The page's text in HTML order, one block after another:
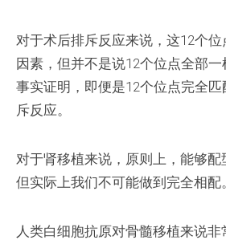
对于术后排斥反应来说，这12个
因素，但并不是说12个位点全部一
事实证明，即便是12个位点完全
斥反应。
对于肾移植来说，原则上，能够配
但实际上我们不可能做到完全相配。
人类白细胞抗原对骨髓移植来说